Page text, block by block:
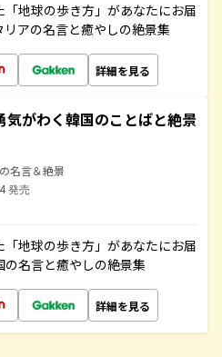
地球の歩き方」があなたにお届
アの名言と癒やしの絶景集
詳細を見る
気がわく韓国のことばと絶景
名言＆絶景
発売
地球の歩き方」があなたにお届
名言と癒やしの絶景集
詳細を見る